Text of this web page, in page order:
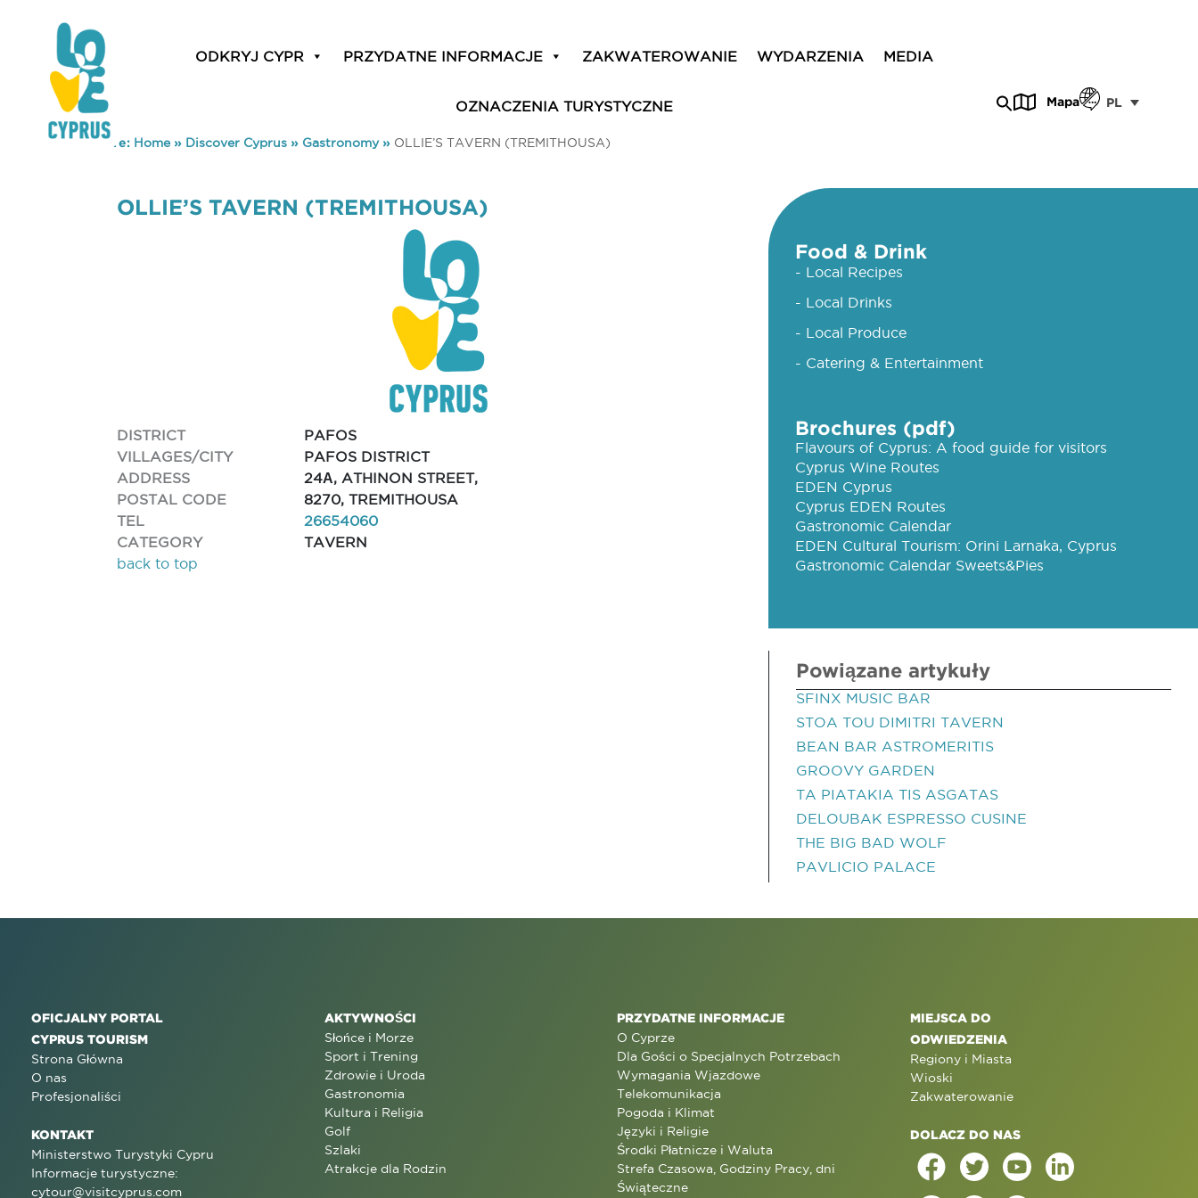
ODKRYJ CYPR PRZYDATNE INFORMACJE ZAKWATEROWANIE WYDARZENIA MEDIA
OZNACZENIA TURYSTYCZNE Mapa PL
You are here: Home» Discover Cyprus » Gastronomy» OLLIE’S TAVERN (TREMITHOUSA)
OLLIE’S TAVERN (TREMITHOUSA)
DISTRICT
PAFOS
VILLAGES/CITY
PAFOS DISTRICT
ADDRESS
24Α, ATHINON STREET,
POSTAL CODE
8270, TREMITHOUSA
TEL
26654060
CATEGORY
TAVERN
back to top
Food & Drink
- Local Recipes
- Local Drinks
- Local Produce
- Catering & Entertainment
Brochures (pdf)
Flavours of Cyprus: A food guide for visitors
Cyprus Wine Routes
EDEN Cyprus
Cyprus EDEN Routes
Gastronomic Calendar
EDEN Cultural Tourism: Orini Larnaka, Cyprus
Gastronomic Calendar Sweets&Pies
Powiązane artykuły
SFINX MUSIC BAR
STOA TOU DIMITRI TAVERN
BEAN BAR ASTROMERITIS
GROOVY GARDEN
TA PIATAKIA TIS ASGATAS
DELOUBAK ESPRESSO CUSINE
THE BIG BAD WOLF
PAVLICIO PALACE
OFICJALNY PORTAL
CYPRUS TOURISM
Strona Główna
O nas
Profesjonaliści
KONTAKT
Ministerstwo Turystyki Cypru
Informacje turystyczne:
cytour@visitcyprus.com
AKTYWNOŚCI
Słońce i Morze
Sport i Trening
Zdrowie i Uroda
Gastronomia
Kultura i Religia
Golf
Szlaki
Atrakcje dla Rodzin
PRZYDATNE INFORMACJE
O Cyprze
Dla Gości o Specjalnych Potrzebach
Wymagania Wjazdowe
Telekomunikacja
Pogoda i Klimat
Języki i Religie
Środki Płatnicze i Waluta
Strefa Czasowa, Godziny Pracy, dni
Świąteczne
MIEJSCA DO
ODWIEDZENIA
Regiony i Miasta
Wioski
Zakwaterowanie
DOLACZ DO NAS